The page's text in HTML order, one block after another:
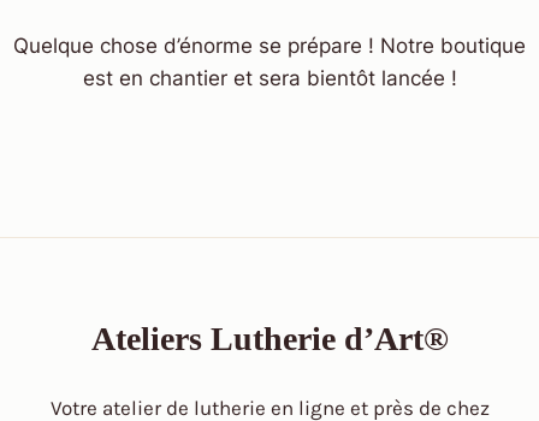
Quelque chose d’énorme se prépare ! Notre boutique
est en chantier et sera bientôt lancée !
Ateliers Lutherie d’Art®
Votre atelier de lutherie en ligne et près de chez